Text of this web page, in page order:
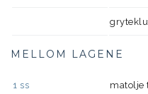
MELLOM LAGENE
1 ss matolje